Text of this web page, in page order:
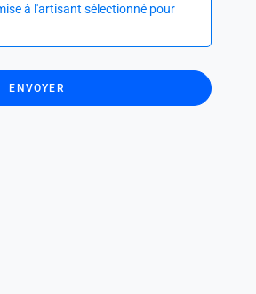
à l'artisant sélectionné pour
ENVOYER